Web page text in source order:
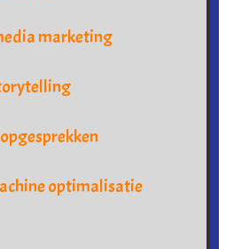
marketing
optimalisatie